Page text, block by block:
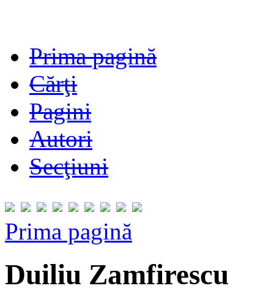
Prima pagină
Cărţi
Pagini
Autori
Secţiuni
Prima pagină
Duiliu Zamfirescu